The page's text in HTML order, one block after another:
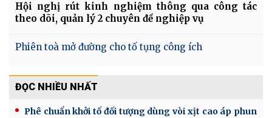
Hội nghị rút kinh nghiệm thông qua công tác
theo dõi, quản lý 2 chuyên đề nghiệp vụ
Phiên toà mở đường cho tố tụng công ích
ĐỌC NHIỀU NHẤT
Phê chuẩn khởi tố đối tượng dùng vòi xịt cao áp phun